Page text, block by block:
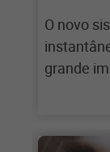
O novo
grande